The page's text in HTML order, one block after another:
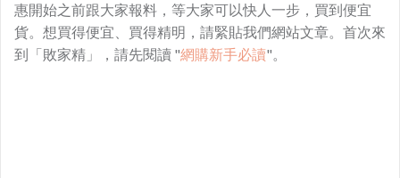
惠開始之前跟大家報料，等大家可以快人一步，買到便宜
貨。想買得便宜、買得精明，請緊貼我們網站文章。首次來
到「敗家精」，請先閱讀 "網購新手必讀"。